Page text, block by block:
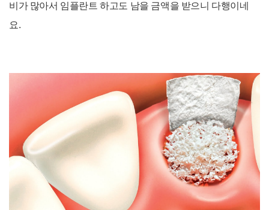
비가 많아서 임플란트 하고도 남을 금액을 받으니 다행이네
요.